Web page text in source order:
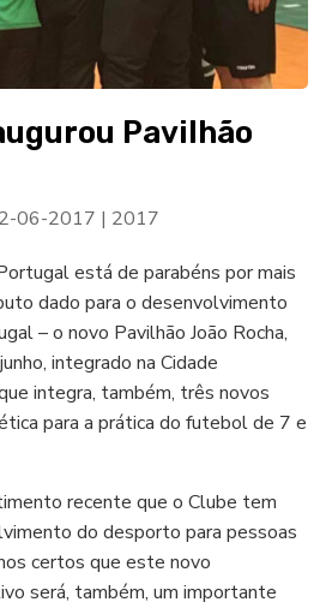
Pavilhão
06-2017 | 2017
está de parabéns por mais
dado para o desenvolvimento
– o novo Pavilhão João Rocha,
integrado na Cidade
integra, também, três novos
para a prática do futebol de 7 e
recente que o Clube tem
do desporto para pessoas
certos que este novo
será, também, um importante